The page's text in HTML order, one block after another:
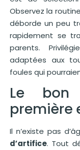
Observez la
déborde un peu
rapidement se
parents.
adaptées aux
foules qui
Le
première
Il n’existe pas
d’artifice. Tout